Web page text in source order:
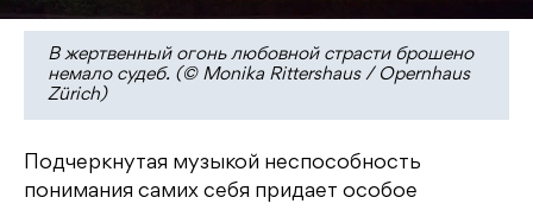
В жертвенный огонь любовной страсти брошено
немало судеб. (© Monika Rittershaus / Opernhaus
Zürich)
Подчеркнутая музыкой неспособность
понимания самих себя придает особое